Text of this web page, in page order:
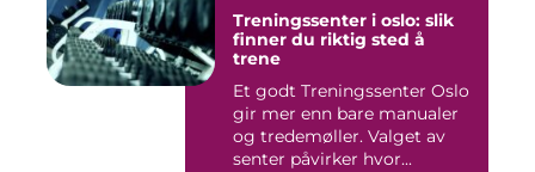
Treningssenter i oslo: slik
finner du riktig sted å
trene
Et godt Treningssenter Oslo
gir mer enn bare manualer
og tredemøller. Valget av
senter påvirker hvor...